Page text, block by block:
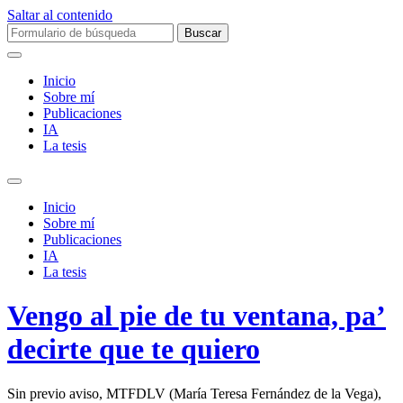
Saltar al contenido
Buscar:
Inicio
Sobre mí­
Publicaciones
IA
La tesis
Alternar
campo
búsqueda
Inicio
Sobre mí­
Publicaciones
IA
La tesis
Vengo al pie de tu ventana, pa’
decirte que te quiero
Sin previo aviso, MTFDLV (María Teresa Fernández de la Vega),